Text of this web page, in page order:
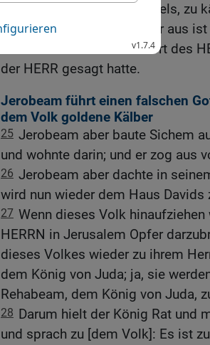
eure Brüder, die Söhne Israels,
seinem Haus, denn von mir aus
Und sie hörten auf das Wort des
der HERR gesagt hatte.
Jerobeam führt einen falschen
dem Volk goldene Kälber
25 Jerobeam aber baute Sichem
und wohnte darin; und er zog aus
26 Jerobeam aber dachte in
wird nun wieder dem Haus Davids
27 Wenn dieses Volk
HERRN in Jerusalem Opfer
dieses Volkes wieder zu ihrem
dem König von Juda; ja, sie
Rehabeam, dem König von Juda,
28 Darum hielt der König Rat und
und sprach zu [dem Volk]: Es ist